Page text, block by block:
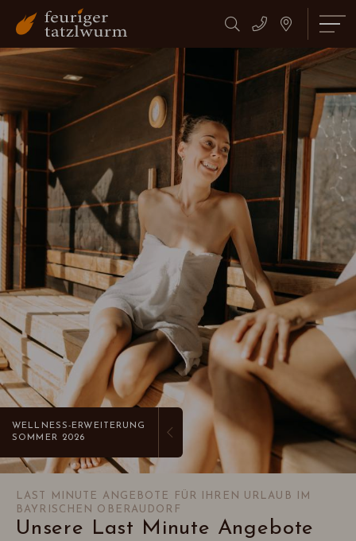
Suchbegriff
eingeben
WELLNESS-ERWEITERUNG
SOMMER 2026
LAST MINUTE ANGEBOTE FÜR IHREN URLAUB IM
BAYRISCHEN OBERAUDORF
Unsere Last Minute Angebote